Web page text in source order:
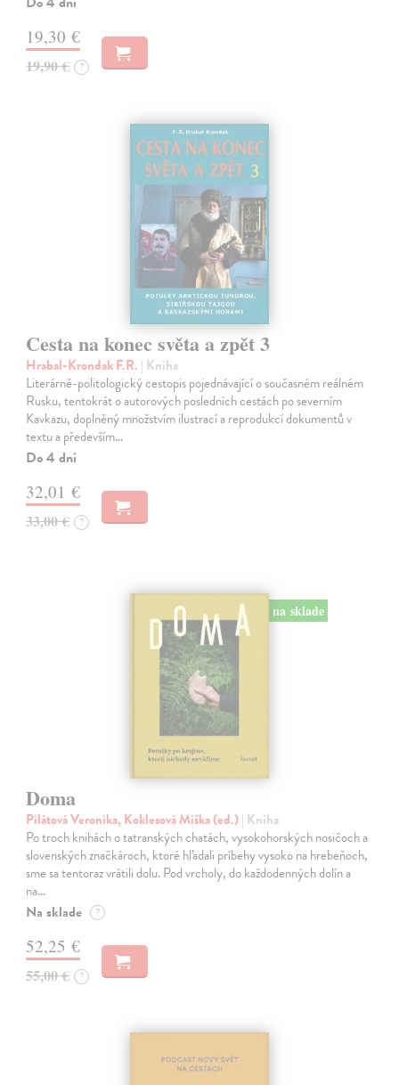
19,30 €
19,90 € ?
Cesta na konec světa a zpět 3
Hrabal-Krondak F.R. | Kniha
Literárně-politologický cestopis pojednávající o současném reálném
Rusku, tentokrát o autorových posledních cestách po severním
Kavkazu, doplněný množstvím ilustrací a reprodukcí dokumentů v
textu a především…
Do 4 dní
32,01 €
33,00 € ?
na sklade
Doma
Pilátová Veronika, Koklesová Miška (ed.)| Kniha
Po troch knihách o tatranských chatách, vysokohorských nosičoch a
slovenských značkároch, ktoré hľadali príbehy vysoko na hrebeňoch,
sme sa tentoraz vrátili dolu. Pod vrcholy, do každodenných dolín a
na…
Na sklade ?
52,25 €
55,00 € ?